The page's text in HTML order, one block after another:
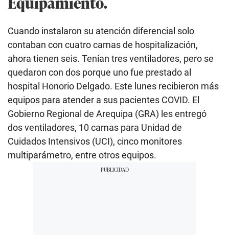
Cuando instalaron su atención diferencial solo
contaban con cuatro camas de hospitalización,
ahora tienen seis. Tenían tres ventiladores, pero se
quedaron con dos porque uno fue prestado al
hospital Honorio Delgado. Este lunes recibieron más
equipos para atender a sus pacientes COVID. El
Gobierno Regional de Arequipa (GRA) les entregó
dos ventiladores, 10 camas para Unidad de
Cuidados Intensivos (UCI), cinco monitores
multiparámetro, entre otros equipos.